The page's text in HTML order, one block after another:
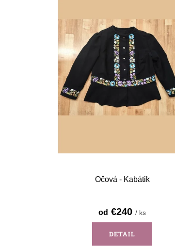
e
uu
Očová - Kabátik
od €240/ ks
DETAIL